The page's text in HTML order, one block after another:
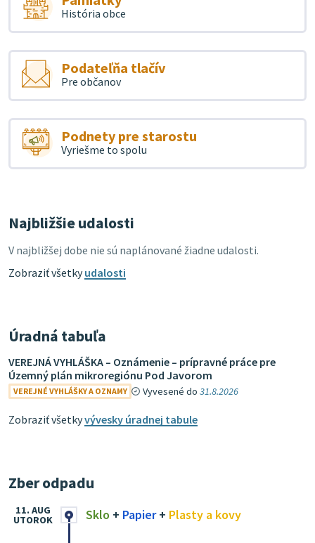
História obce
Podateľňa tlačív
Pre občanov
Podnety pre starostu
Vyriešme to spolu
Najbližšie udalosti
V najbližšej dobe nie sú naplánované žiadne udalosti.
Zobraziť všetkyudalosti
Úradná tabuľa
VEREJNÁ VYHLÁŠKA – Oznámenie – prípravné práce pre
Územný plán mikroregiónu Pod Javorom
VEREJNÉ VYHLÁŠKY A OZNAMY Vyvesené do31.8.2026
Zobraziť všetkyvývesky úradnej tabule
Zber odpadu
Sklo + Papier+ Plasty a kovy
11. AUG
UTOROK